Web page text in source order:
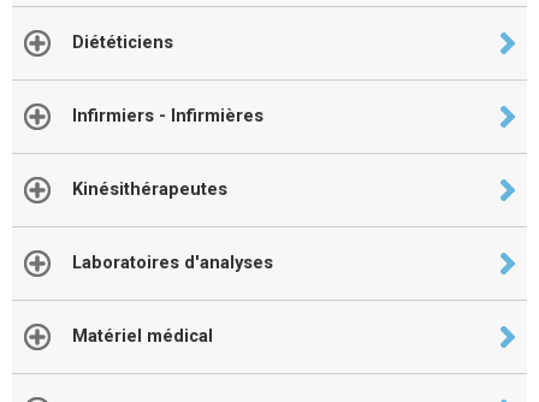
Diététiciens
Infirmiers - Infirmières
Kinésithérapeutes
Laboratoires d'analyses
Matériel médical